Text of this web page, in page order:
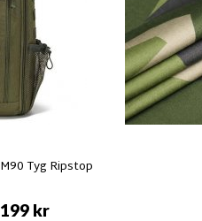
M90 Tyg Ripstop
199 kr